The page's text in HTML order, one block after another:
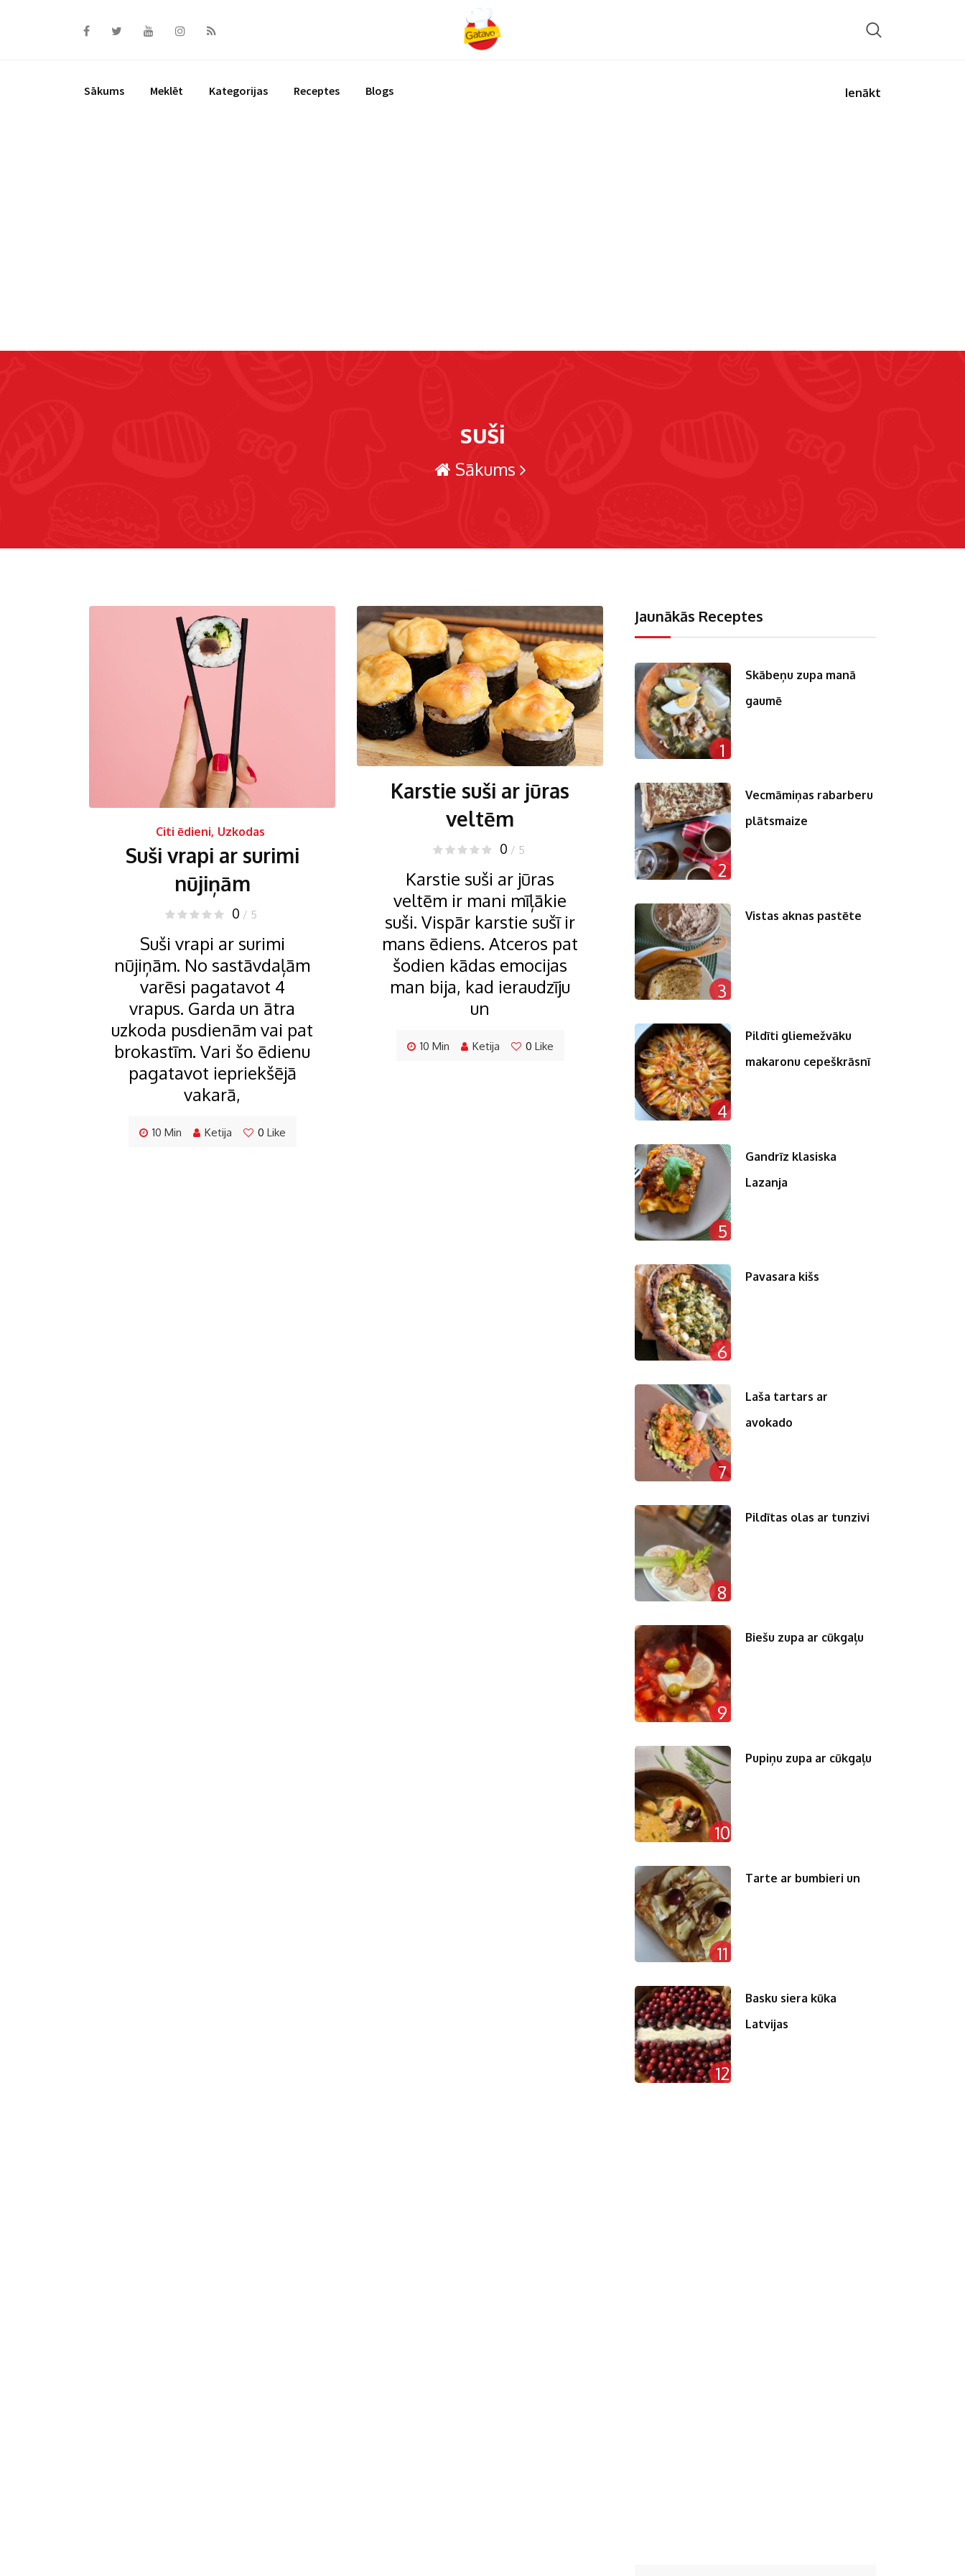
Sākums Meklēt Kategorijas Receptes Blogs Ienākt
suši
Sākums
Citi ēdieni, Uzkodas
Suši vrapi ar surimi
nūjiņām
0 / 5
Suši vrapi ar surimi
nūjiņām. No sastāvdaļām
varēsi pagatavot 4
vrapus. Garda un ātra
uzkoda pusdienām vai pat
brokastīm. Vari šo ēdienu
pagatavot iepriekšējā
vakarā,
10 Min Ketija 0 Like
Karstie suši ar jūras
veltēm
0 / 5
Karstie suši ar jūras
veltēm ir mani mīļākie
suši. Vispār karstie sušī ir
mans ēdiens. Atceros pat
šodien kādas emocijas
man bija, kad ieraudzīju
un
10 Min Ketija 0 Like
Jaunākās Receptes
1
Skābeņu zupa manā
gaumē
2
Vecmāmiņas rabarberu
plātsmaize
3
Vistas aknas pastēte
4
Pildīti gliemežvāku
makaronu cepeškrāsnī
5
Gandrīz klasiska
Lazanja
6
Pavasara kišs
7
Laša tartars ar
avokado
8
Pildītas olas ar tunzivi
9
Biešu zupa ar cūkgaļu
10
Pupiņu zupa ar cūkgaļu
11
Tarte ar bumbieri un
12
Basku siera kūka
Latvijas